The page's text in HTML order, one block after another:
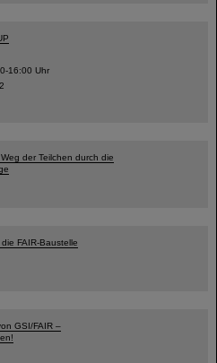
16:00 Uhr
Weg der Teilchen durch die
FAIR-Baustelle
GSI/FAIR –